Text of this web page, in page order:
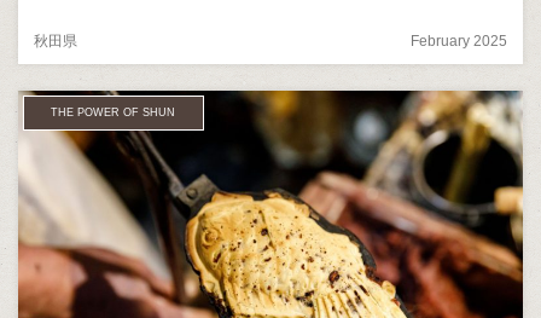
秋田県 February 2025
THE POWER OF SHUN